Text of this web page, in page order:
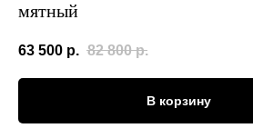
мятный
63 500 р. 82 800 р.
В корзину